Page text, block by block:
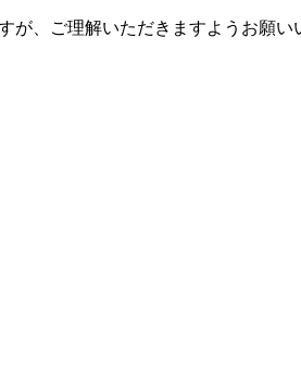
が、ご理解いただきますようお願い